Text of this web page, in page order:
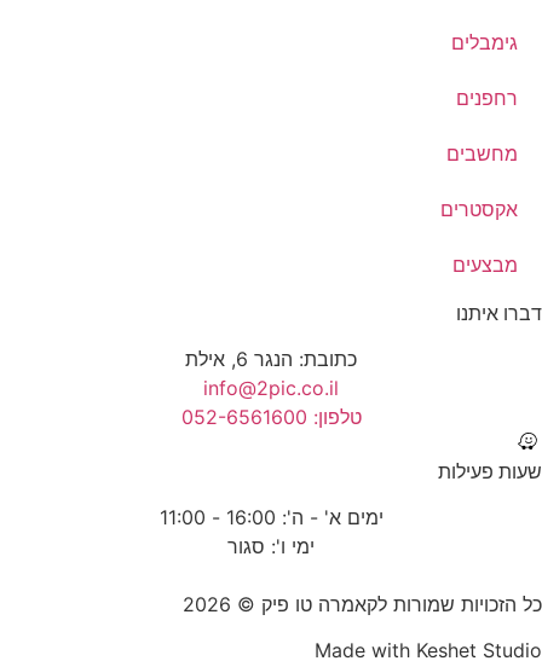
גימבלים
רחפנים
מחשבים
אקסטרים
מבצעים
דברו איתנו
כתובת: הנגר 6, אילת
info@2pic.co.il
טלפון: 052-6561600
שעות פעילות
ימים א' - ה': 16:00 - 11:00
ימי ו': סגור
כל הזכויות שמורות לקאמרה טו פיק © 2026
Made with Keshet Studio